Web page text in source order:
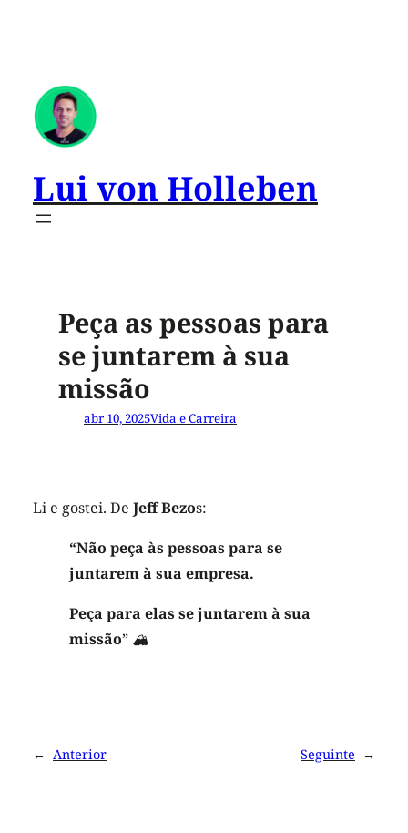
Lui von Holleben
Peça as pessoas para
se juntarem à sua
missão
abr 10, 2025Vida e Carreira
Li e gostei. De Jeff Bezos:
“Não peça às pessoas para se
juntarem à sua empresa.
Peça para elas se juntarem à sua
missão” 🏔
← Anterior Seguinte →